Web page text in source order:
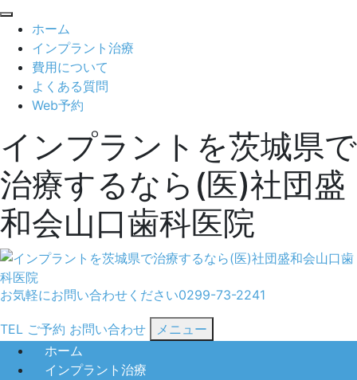
ホーム
インプラント治療
費用について
よくある質問
Web予約
インプラントを茨城県で
治療するなら(医)社団盛
和会山口歯科医院
お気軽にお問い合わせください0299-73-2241
TEL ご予約 お問い合わせ
メニュー
ホーム
インプラント治療